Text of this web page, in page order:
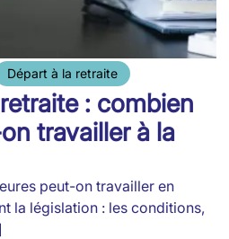
Départ à la retraite
: combien
travailler à la
peut-on travailler en
la législation : les conditions,